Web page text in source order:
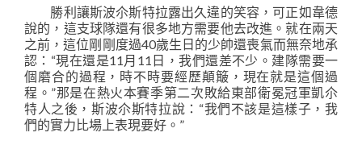
勝利讓斯波尒斯特拉露出久違的笑容，可正如韋德
說的，這支球隊還有很多地方需要他去改進。就在兩天
之前，這位剛剛度過40歲生日的少帥還喪氣而無奈地承
認：“現在還是11月11日，我們還差不少。建隊需要一
個磨合的過程，時不時要經歷顛簸，現在就是這個過
程。”那是在熱火本賽季第二次敗給東部衛冕冠軍凱尒
特人之後，斯波尒斯特拉說：“我們不該是這樣子，我
們的實力比場上表現要好。”